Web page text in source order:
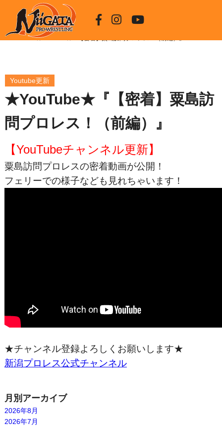
HOME ★YouTube★『【密着】粟島訪問プロレス！（前編）』
Youtube更新
★YouTube★『【密着】粟島訪
問プロレス！（前編）』
【YouTubeチャンネル更新】
粟島訪問プロレスの密着動画が公開！
フェリーでの様子なども見れちゃいます！
★チャンネル登録よろしくお願いします★
新潟プロレス公式チャンネル
月別アーカイブ
2026年8月
2026年7月